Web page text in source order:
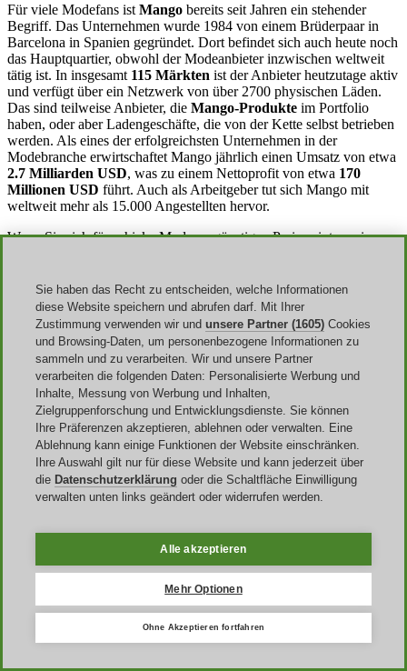
Für viele Modefans ist Mango bereits seit Jahren ein stehender
Begriff. Das Unternehmen wurde 1984 von einem Brüderpaar in
Barcelona in Spanien gegründet. Dort befindet sich auch heute noch
das Hauptquartier, obwohl der Modeanbieter inzwischen weltweit
tätig ist. In insgesamt 115 Märkten ist der Anbieter heutzutage aktiv
und verfügt über ein Netzwerk von über 2700 physischen Läden.
Das sind teilweise Anbieter, die Mango-Produkte im Portfolio
haben, oder aber Ladengeschäfte, die von der Kette selbst betrieben
werden. Als eines der erfolgreichsten Unternehmen in der
Modebranche erwirtschaftet Mango jährlich einen Umsatz von etwa
2.7 Milliarden USD, was zu einem Nettoprofit von etwa 170
Millionen USD führt. Auch als Arbeitgeber tut sich Mango mit
weltweit mehr als 15.000 Angestellten hervor.
Wenn Sie sich für schicke Mode zu günstigen Preisen interessieren,
das Angebot aus früheren Kollektionen und Restposten zusammen,
was die besonders niedrigen Preise ermöglicht. Egal ob Hosen,
Hemden, oder Kleider, bei den E-Commerce finden Sie Ihr
komplettes
Outfitfür jede Gelegenheit. Die Artikel sind dabei nach
Damen, Herren und Kindern aufgeteilt. Danach finden Sie
außerdem die entsprechendenUnterkategoriennach Art der
Kleidung. Natürlich gehören Accessoires und Schuhe hier ebenso
mit zum Angebot wie Krawatten, Rucksäcke oder auch Gürtel und
Fliegen. Aber was kann man mit einem Mango Outlet Gutschein
kaufen? Natürlich alles, was vom Typ des verwendeten Gutscheins
abhängt.
Wo finde ich einen Mango Outlet
Gutscheincode?
Auch wenn die Preise günstig sind, bei einem so vielfältigen
Angebot kann der Kassenzettel schon mal ein wenig länger werden.
Code. Den finden Sie auf der WebsiteDiscoup, wo Sie mehrere
in unterschiedlicher Höhe vorfinden und nicht nur Ihren
Sie haben das Recht zu entscheiden, welche Informationen
diese Website speichern und abrufen darf. Mit Ihrer
Zustimmung verwenden wir und unsere Partner (1605) Cookies
und Browsing-Daten, um personenbezogene Informationen zu
sammeln und zu verarbeiten. Wir und unsere Partner
verarbeiten die folgenden Daten: Personalisierte Werbung und
Inhalte, Messung von Werbung und Inhalten,
Zielgruppenforschung und Entwicklungsdienste. Sie können
Ihre Präferenzen akzeptieren, ablehnen oder verwalten. Eine
Ablehnung kann einige Funktionen der Website einschränken.
Ihre Auswahl gilt nur für diese Website und kann jederzeit über
die Datenschutzerklärung oder die Schaltfläche Einwilligung
verwalten unten links geändert oder widerrufen werden.
Alle akzeptieren
Mehr Optionen
Ohne Akzeptieren fortfahren